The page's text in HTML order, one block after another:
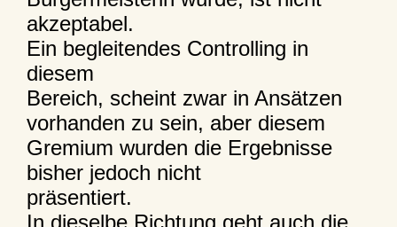
akzeptabel.
Ein begleitendes Controlling in
diesem
Bereich, scheint zwar in Ansätzen
vorhanden zu sein, aber diesem
Gremium wurden die Ergebnisse
bisher jedoch nicht
präsentiert.